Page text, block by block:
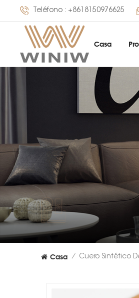
Teléfono : +8618150976625
Casa
Casa / Cuero Sintético